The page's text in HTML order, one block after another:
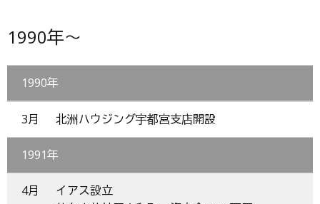
1990年～
1990年
3月 北洲ハウジング宇都宮支店開設
1991年
4月
イアス設立